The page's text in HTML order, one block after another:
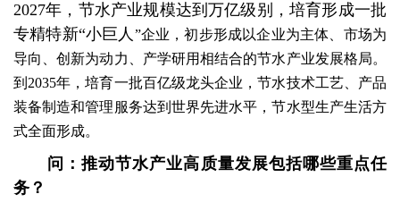
2027年，节水产业规模达到万亿级别，培育形成一批
专精特新“小巨人 ”企业，初步形成以企业为主体、市场为
导向、创新为动力、产学研用相结合的节水产业发展格局。
到2035年，培育一批百亿级龙头企业，节水技术工艺、产品
装备制造和管理服务达到世界先进水平，节水型生产生活方
式全面形成。
问：推动节水产业高质量发展包括哪些重点任
务？